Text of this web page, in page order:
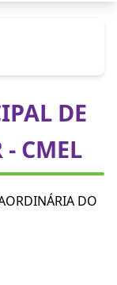
DE
- CMEL
DO